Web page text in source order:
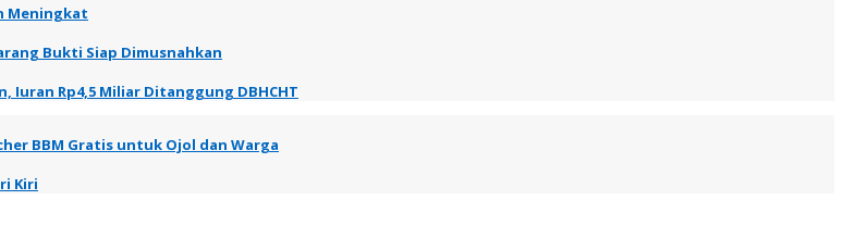
Meningkat
Bukti Siap Dimusnahkan
Iuran Rp4,5 Miliar Ditanggung DBHCHT
BBM Gratis untuk Ojol dan Warga
Kiri